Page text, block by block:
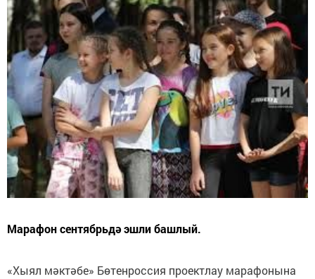
Марафон сентябрьдә эшли башлый.
«Хыял мәктәбе» Бөтенроссия проектлау марафонына